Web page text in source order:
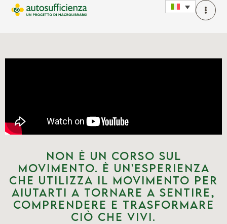
Non è un corso sul
movimento. È un'esperienza
che utilizza il movimento per
aiutarti a tornare a sentire,
comprendere e trasformare
ciò che vivi.